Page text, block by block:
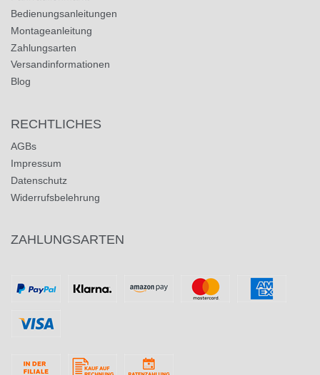
Bedienungsanleitungen
Montageanleitung
Zahlungsarten
Versandinformationen
Blog
RECHTLICHES
AGBs
Impressum
Datenschutz
Widerrufsbelehrung
ZAHLUNGSARTEN